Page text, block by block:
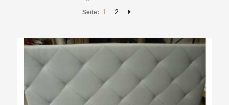
Seite: 1 2